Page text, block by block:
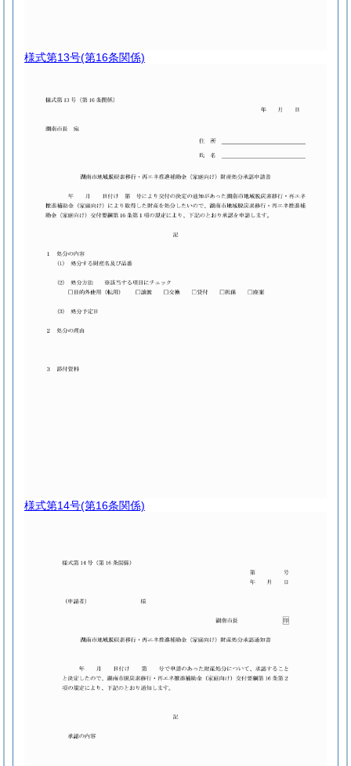
様式第13号(第16条関係)
様式第14号(第16条関係)